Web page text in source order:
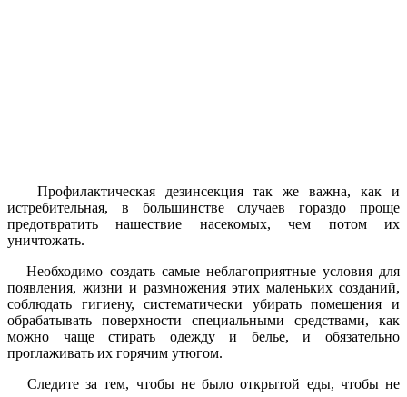
Профилактическая дезинсекция так же важна, как и
истребительная, в большинстве случаев гораздо проще
предотвратить нашествие насекомых, чем потом их
уничтожать.
Необходимо создать самые неблагоприятные условия для
появления, жизни и размножения этих маленьких созданий,
соблюдать гигиену, систематически убирать помещения и
обрабатывать поверхности специальными средствами, как
можно чаще стирать одежду и белье, и обязательно
проглаживать их горячим утюгом.
Следите за тем, чтобы не было открытой еды, чтобы не